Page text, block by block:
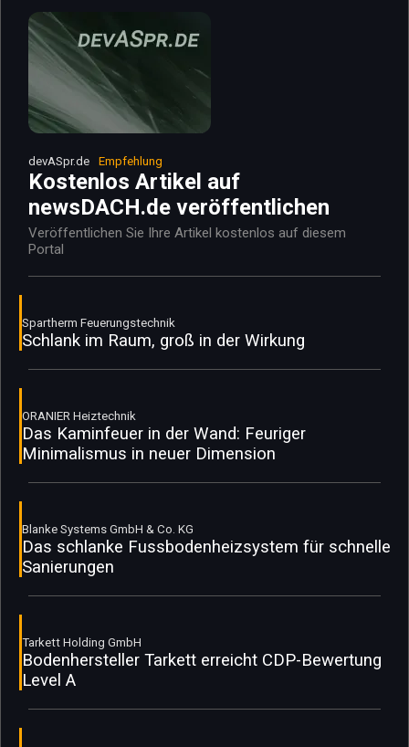
devASpr.de Empfehlung
Kostenlos Artikel auf
newsDACH.de veröffentlichen
Veröffentlichen Sie Ihre Artikel kostenlos auf diesem
Portal
Spartherm Feuerungstechnik
Schlank im Raum, groß in der Wirkung
ORANIER Heiztechnik
Das Kaminfeuer in der Wand: Feuriger
Minimalismus in neuer Dimension
Blanke Systems GmbH & Co. KG
Das schlanke Fussbodenheizsystem für schnelle
Sanierungen
Tarkett Holding GmbH
Bodenhersteller Tarkett erreicht CDP-Bewertung
Level A